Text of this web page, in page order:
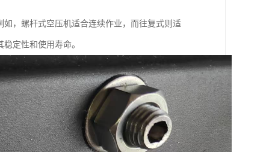
，螺杆式空压机适合连续作业，而往复式则适
定性和使用寿命。